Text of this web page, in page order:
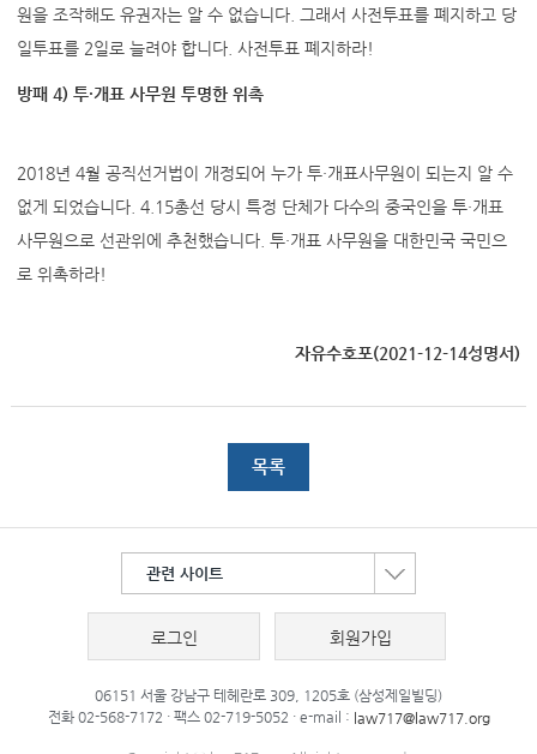
원을 조작해도 유권자는 알 수 없습니다. 그래서 사전투표를 폐지하고 당
일투표를 2일로 늘려야 합니다. 사전투표 폐지하라!
방패 4) 투·개표 사무원 투명한 위촉
2018년 4월 공직선거법이 개정되어 누가 투·개표사무원이 되는지 알 수
없게 되었습니다. 4.15총선 당시 특정 단체가 다수의 중국인을 투·개표
사무원으로 선관위에 추천했습니다. 투·개표 사무원을 대한민국 국민으
로 위촉하라!
자유수호포(2021-12-14성명서)
목록
관련 사이트
로그인 회원가입
06151 서울 강남구 테헤란로 309, 1205호 (삼성제일빌딩)
전화 02-568-7172 · 팩스 02-719-5052 · e-mail : law717@law717.org